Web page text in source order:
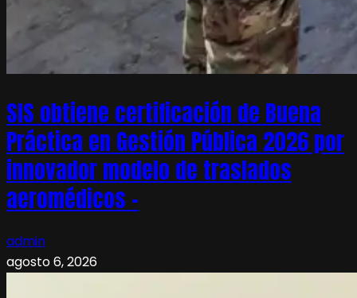
SIS obtiene certificación de Buena
Práctica en Gestión Pública 2026 por
innovador modelo de traslados
aeromédicos –
admin
agosto 6, 2026